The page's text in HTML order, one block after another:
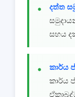
දත්ත
සහය
කාර්ය
කාර්ය